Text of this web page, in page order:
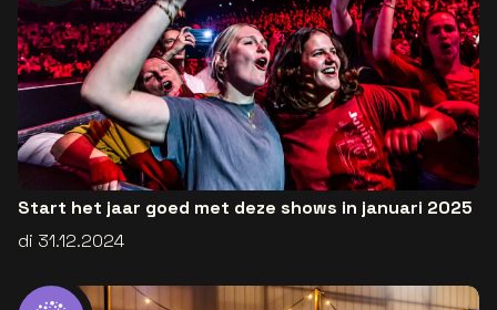
Start het jaar goed met deze shows in januari 2025
di 31.12.2024